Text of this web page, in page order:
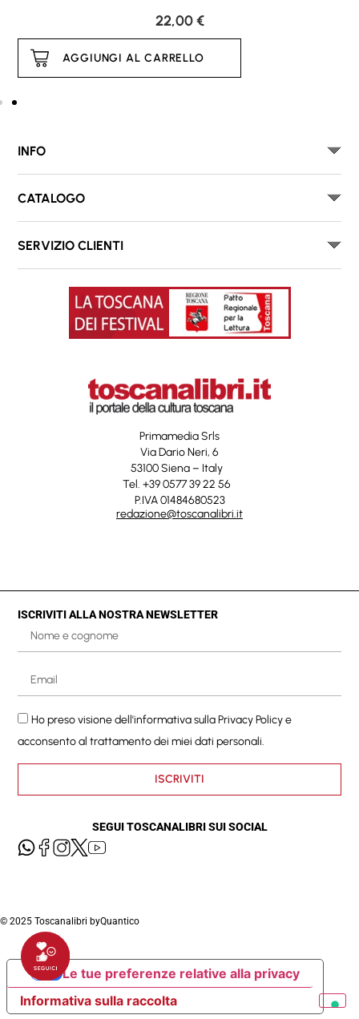
22,00€
AGGIUNGI AL CARRELLO
INFO
CATALOGO
SERVIZIO CLIENTI
Primamedia Srls
Via Dario Neri, 6
53100 Siena – Italy
Tel. +39 0577 39 22 56
P.IVA 01484680523
redazione@toscanalibri.it
ISCRIVITI ALLA NOSTRA NEWSLETTER
Ho preso visione dell'informativa sullaPrivacy Policye
acconsento al trattamento dei miei dati personali.
ISCRIVITI
SEGUI TOSCANALIBRI SUI SOCIAL
© 2025 Toscanalibri byQuantico
Informativa sulla raccolta
Le tue preferenze relative alla privacy